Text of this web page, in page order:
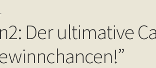
Der ultimative